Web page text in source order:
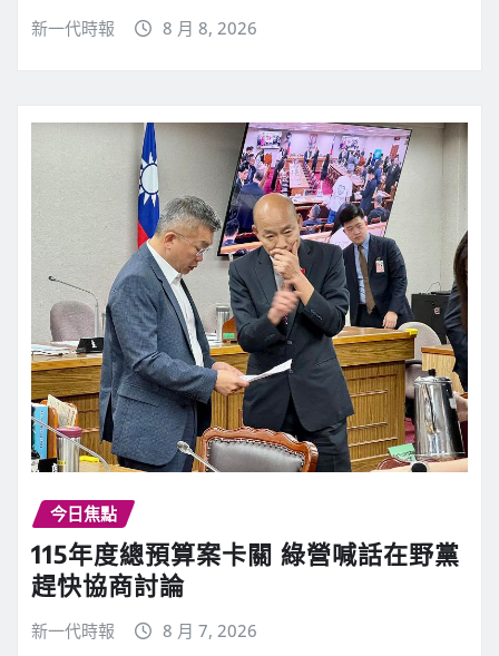
新一代時報 8 月 8, 2026
今日焦點
115年度總預算案卡關 綠營喊話在野黨
趕快協商討論
新一代時報 8 月 7, 2026